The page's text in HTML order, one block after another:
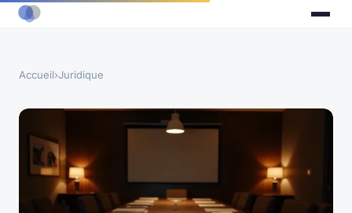
Accueil›Juridique